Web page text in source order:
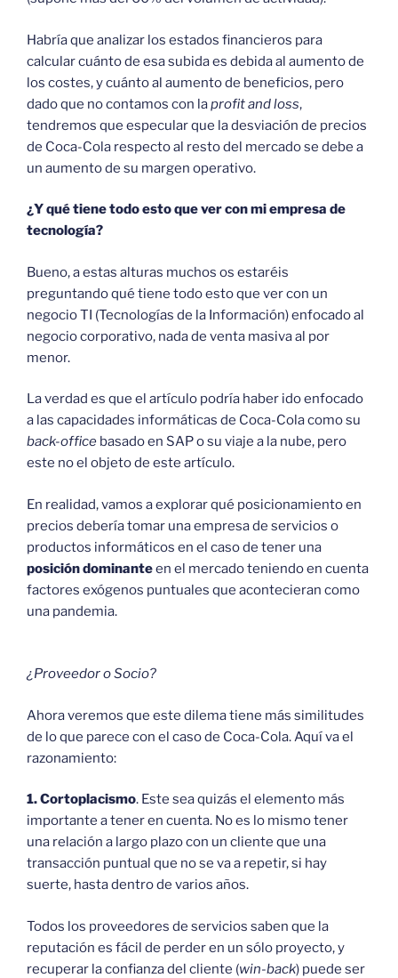
Habría que analizar los estados financieros para
calcular cuánto de esa subida es debida al aumento de
los costes, y cuánto al aumento de beneficios, pero
dado que no contamos con laprofit and loss,
tendremos que especular que la desviación de precios
de Coca-Cola respecto al resto del mercado se debe a
un aumento de su margen operativo.
¿Y qué tiene todo esto que ver con mi empresa de
tecnología?
Bueno, a estas alturas muchos os estaréis
preguntando qué tiene todo esto que ver con un
negocio TI (Tecnologías de la Información) enfocado al
negocio corporativo, nada de venta masiva al por
menor.
La verdad es que el artículo podría haber ido enfocado
a las capacidades informáticas de Coca-Cola como su
back-office basado en SAP o su viaje a la nube, pero
este no el objeto de este artículo.
En realidad, vamos a explorar qué posicionamiento en
precios debería tomar una empresa de servicios o
productos informáticos en el caso de tener una
posición dominanteen el mercado teniendo en cuenta
factores exógenos puntuales que acontecieran como
una pandemia.
¿Proveedor o Socio?
Ahora veremos que este dilema tiene más similitudes
de lo que parece con el caso de Coca-Cola. Aquí va el
razonamiento:
1. Cortoplacismo. Este sea quizás el elemento más
importante a tener en cuenta. No es lo mismo tener
una relación a largo plazo con un cliente que una
transacción puntual que no se va a repetir, si hay
suerte, hasta dentro de varios años.
Todos los proveedores de servicios saben que la
reputación es fácil de perder en un sólo proyecto, y
recuperar la confianza del cliente (win-back) puede ser